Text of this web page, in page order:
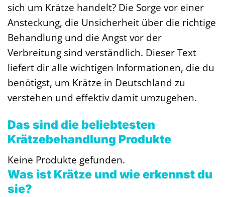
sich um Krätze handelt? Die Sorge vor einer
Ansteckung, die Unsicherheit über die richtige
Behandlung und die Angst vor der
Verbreitung sind verständlich. Dieser Text
liefert dir alle wichtigen Informationen, die du
benötigst, um Krätze in Deutschland zu
verstehen und effektiv damit umzugehen.
Das sind die beliebtesten
Krätzebehandlung Produkte
Keine Produkte gefunden.
Was ist Krätze und wie erkennst du
sie?